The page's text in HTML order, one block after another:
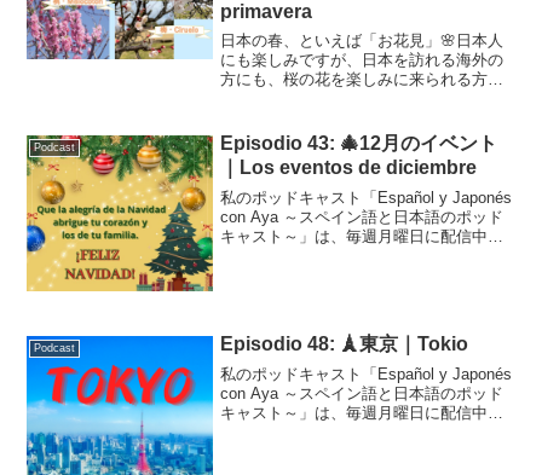
primavera
日本の春、といえば「お花見」🌸日本人
にも楽しみですが、日本を訪れる海外の
方にも、桜の花を楽しみに来られる方は
の花は何？」「あの木は何？」と尋ねら
れることがあります。海外...
Podcast
Episodio 43: 🎄12月のイベント
｜Los eventos de diciembre
私のポッドキャスト「Español y Japonés
con Aya ～スペイン語と日本語のポッド
キャスト～」は、毎週月曜日に配信中で
Podcast Episodio 48: 🗼東京｜Tokio
私のポッドキャスト「Español y Japonés
con Aya ～スペイン語と日本語のポッド
キャスト～」は、毎週月曜日に配信中で